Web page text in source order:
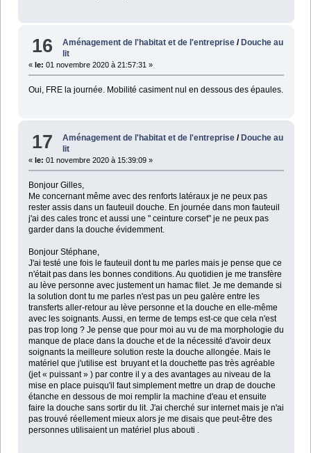
16 Aménagement de l'habitat et de l'entreprise / Douche au
lit
« le: 01 novembre 2020 à 21:57:31 »
Oui, FRE la journée. Mobilité casiment nul en dessous des épaules.
17 Aménagement de l'habitat et de l'entreprise / Douche au
lit
« le: 01 novembre 2020 à 15:39:09 »
Bonjour Gilles,
Me concernant même avec des renforts latéraux je ne peux pas
rester assis dans un fauteuil douche. En journée dans mon fauteuil
j'ai des cales tronc et aussi une " ceinture corset" je ne peux pas
garder dans la douche évidemment.
Bonjour Stéphane,
J'ai testé une fois le fauteuil dont tu me parles mais je pense que ce
n'était pas dans les bonnes conditions. Au quotidien je me transfère
au lève personne avec justement un hamac filet. Je me demande si
la solution dont tu me parles n'est pas un peu galère entre les
transferts aller-retour au lève personne et la douche en elle-même
avec les soignants. Aussi, en terme de temps est-ce que cela n'est
pas trop long ? Je pense que pour moi au vu de ma morphologie du
manque de place dans la douche et de la nécessité d'avoir deux
soignants la meilleure solution reste la douche allongée. Mais le
matériel que j'utilise est bruyant et la douchette pas très agréable
(jet « puissant » ) par contre il y a des avantages au niveau de la
mise en place puisqu'il faut simplement mettre un drap de douche
étanche en dessous de moi remplir la machine d'eau et ensuite
faire la douche sans sortir du lit. J'ai cherché sur internet mais je n'ai
pas trouvé réellement mieux alors je me disais que peut-être des
personnes utilisaient un matériel plus abouti .